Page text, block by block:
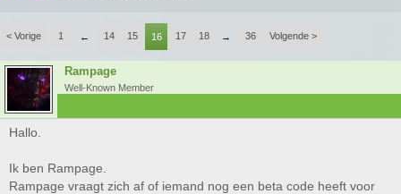
< Vorige 1 ← 14 15 16 17 18 → 36 Volgende >
Rampage
Well-Known Member
Hallo.
Ik ben Rampage.
Rampage vraagt zich af of iemand nog een beta code heeft voor